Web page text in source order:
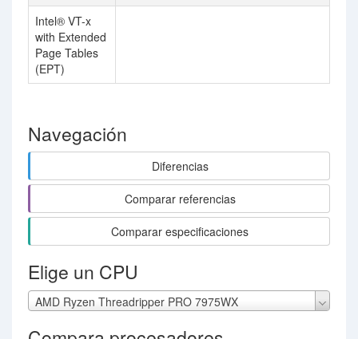
Intel® VT-x
with Extended
Page Tables
(EPT)
Navegación
Diferencias
Comparar referencias
Comparar especificaciones
Elige un CPU
AMD Ryzen Threadripper PRO 7975WX